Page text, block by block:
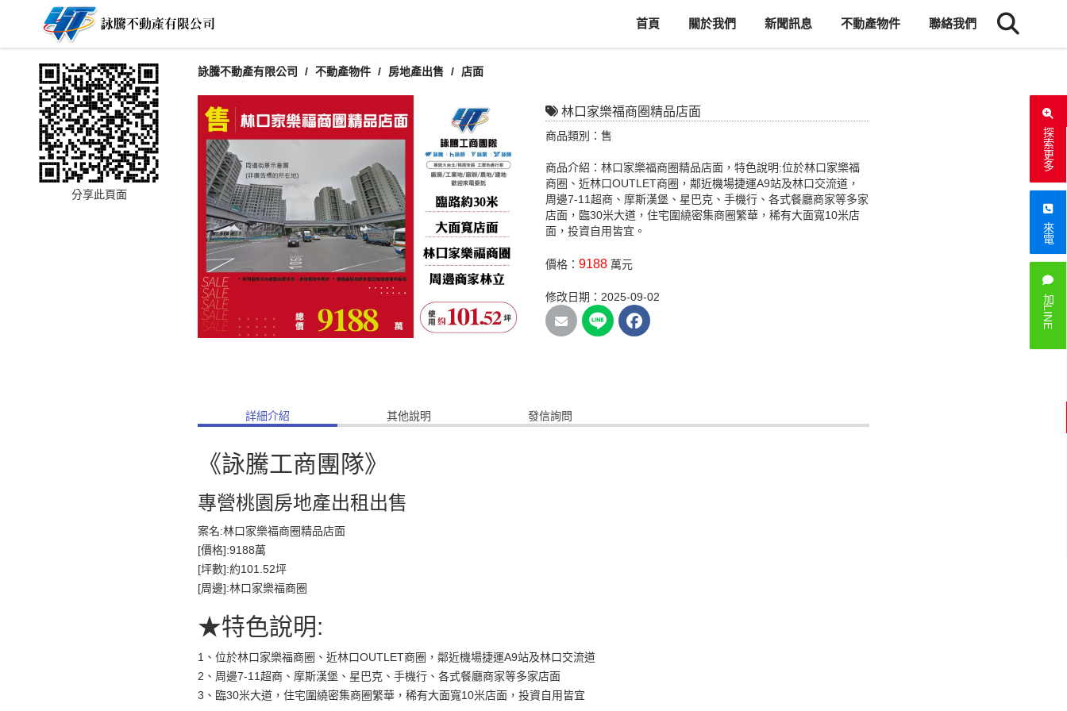
首頁 關於我們 新聞訊息 不動產物件 聯絡我們
探索更多
來電
加LINE
詠騰不動產有限公司 不動產物件 房地產出售 店面
林口家樂福商圈精品店面
商品類別：售
商品介紹：林口家樂福商圈精品店面，特色說明:位於林口家樂福
商圈、近林口OUTLET商圈，鄰近機場捷運A9站及林口交流道，
周邊7-11超商、摩斯漢堡、星巴克、手機行、各式餐廳商家等多家
店面，臨30米大道，住宅圍繞密集商圈繁華，稀有大面寬10米店
面，投資自用皆宜。
價格： 9188 萬元
修改日期：2025-09-02
詳細介紹 其他說明 發信詢問
《詠騰工商團隊》
專營桃園房地產出租出售
案名:林口家樂福商圈精品店面
[價格]:9188萬
[坪數]:約101.52坪
[周邊]:林口家樂福商圈
★特色說明:
1、位於林口家樂福商圈、近林口OUTLET商圈，鄰近機場捷運A9站及林口交流道
2、周邊7-11超商、摩斯漢堡、星巴克、手機行、各式餐廳商家等多家店面
3、臨30米大道，住宅圍繞密集商圈繁華，稀有大面寬10米店面，投資自用皆宜
分享此頁面